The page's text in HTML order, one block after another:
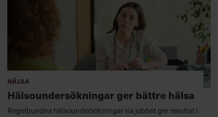
Hälsa
Hälsoundersökningar ger bättre hälsa
Regelbundna hälsoundersökningar via jobbet ger resultat i